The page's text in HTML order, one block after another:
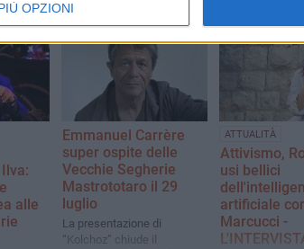
OPZIONI
alle
Emmanuel Carrère
super ospite delle
Vecchie Segherie
Mastrototaro il 29
luglio
La presentazione di
“Kolchoz” chiude il
ATTUALITÀ
Attivismo,
usi bellici
artificiale
Marcucci -